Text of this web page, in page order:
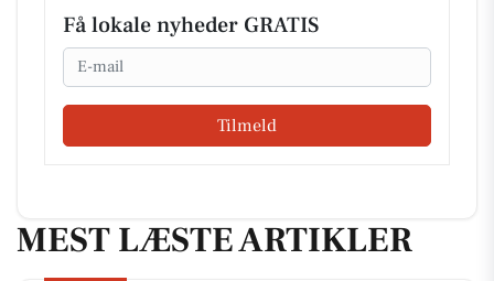
Få lokale nyheder GRATIS
Email
Tilmeld
MEST LÆSTE ARTIKLER